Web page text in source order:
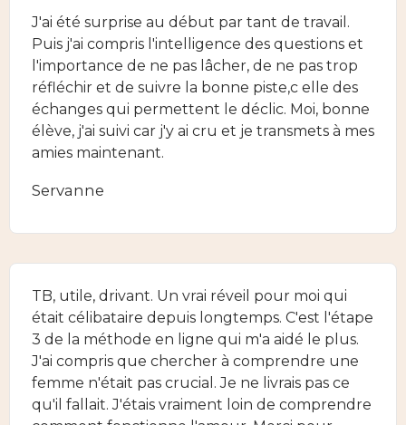
J'ai été surprise au début par tant de travail.
Puis j'ai compris l'intelligence des questions et
l'importance de ne pas lâcher, de ne pas trop
réfléchir et de suivre la bonne piste,c elle des
échanges qui permettent le déclic. Moi, bonne
élève, j'ai suivi car j'y ai cru et je transmets à mes
amies maintenant.
Servanne
TB, utile, drivant. Un vrai réveil pour moi qui
était célibataire depuis longtemps. C'est l'étape
3 de la méthode en ligne qui m'a aidé le plus.
J'ai compris que chercher à comprendre une
femme n'était pas crucial. Je ne livrais pas ce
qu'il fallait. J'étais vraiment loin de comprendre